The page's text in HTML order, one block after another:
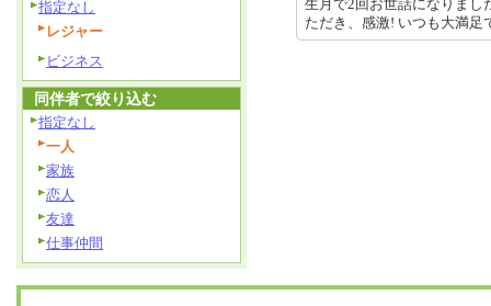
生月で2回お世話になりまし
ただき、感激! いつも大満
指定なし
レジャー
ビジネス
同伴者で絞り込む
指定なし
一人
家族
恋人
友達
仕事仲間